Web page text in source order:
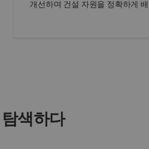
개선하며 건설 자원을 정확하게 배
색하다